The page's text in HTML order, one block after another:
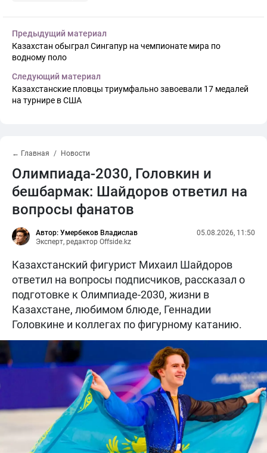
Предыдущий материал
Казахстан обыграл Сингапур на чемпионате мира по
водному поло
Следующий материал
Казахстанские пловцы триумфально завоевали 17 медалей
на турнире в США
← Главная Новости
Олимпиада-2030, Головкин и
бешбармак: Шайдоров ответил на
вопросы фанатов
Автор: Умербеков Владислав
Эксперт, редактор Offside.kz
05.08.2026, 11:50
Казахстанский фигурист Михаил Шайдоров
ответил на вопросы подписчиков, рассказал о
подготовке к Олимпиаде-2030, жизни в
Казахстане, любимом блюде, Геннадии
Головкине и коллегах по фигурному катанию.